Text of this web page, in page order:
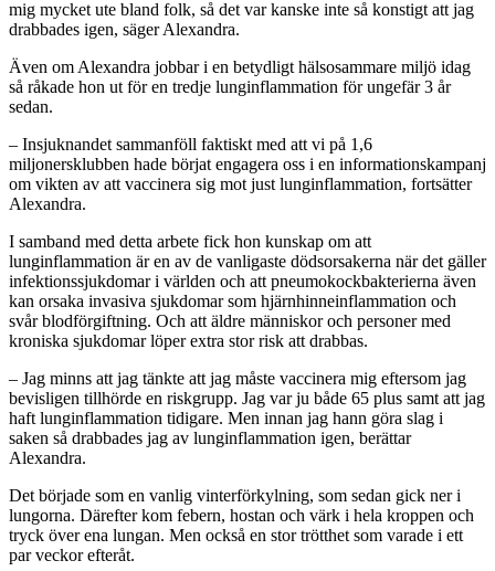
mig mycket ute bland folk, så det var kanske inte så konstigt att jag
drabbades igen, säger Alexandra.
Även om Alexandra jobbar i en betydligt hälsosammare miljö idag
så råkade hon ut för en tredje lunginflammation för ungefär 3 år
sedan.
– Insjuknandet sammanföll faktiskt med att vi på 1,6
miljonersklubben hade börjat engagera oss i en informationskampanj
om vikten av att vaccinera sig mot just lunginflammation, fortsätter
Alexandra.
I samband med detta arbete fick hon kunskap om att
lunginflammation är en av de vanligaste dödsorsakerna när det gäller
infektionssjukdomar i världen och att pneumokockbakterierna även
kan orsaka invasiva sjukdomar som hjärnhinneinflammation och
svår blodförgiftning. Och att äldre människor och personer med
kroniska sjukdomar löper extra stor risk att drabbas.
– Jag minns att jag tänkte att jag måste vaccinera mig eftersom jag
bevisligen tillhörde en riskgrupp. Jag var ju både 65 plus samt att jag
haft lunginflammation tidigare. Men innan jag hann göra slag i
saken så drabbades jag av lunginflammation igen, berättar
Alexandra.
Det började som en vanlig vinterförkylning, som sedan gick ner i
lungorna. Därefter kom febern, hostan och värk i hela kroppen och
tryck över ena lungan. Men också en stor trötthet som varade i ett
par veckor efteråt.